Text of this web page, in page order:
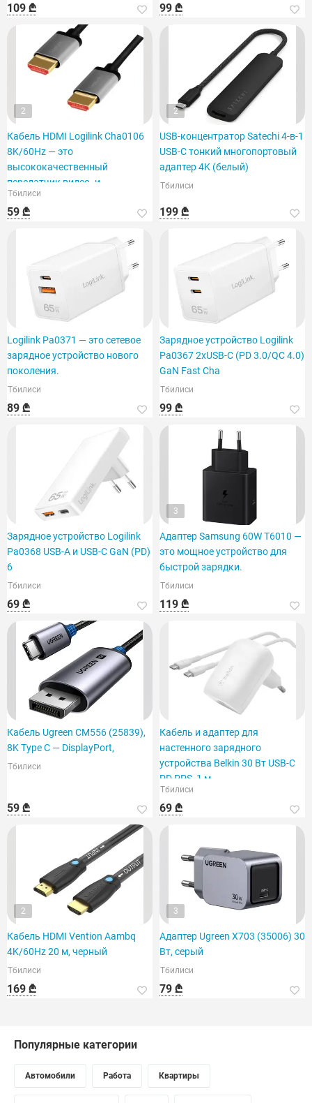
109 ₾ 99 ₾
2
Кабель HDMI Logilink Cha0106
8K/60Hz — это
высококачественный
передатчик видео- и
аудиосигнала.
Тбилиси
59 ₾
2
USB-концентратор Satechi 4-в-1
USB-C тонкий многопортовый
адаптер 4K (белый)
Тбилиси
199 ₾
Logilink Pa0371 — это сетевое
зарядное устройство нового
поколения.
Тбилиси
89 ₾
Зарядное устройство Logilink
Pa0367 2xUSB-C (PD 3.0/QC 4.0)
GaN Fast Cha
Тбилиси
99 ₾
Зарядное устройство Logilink
Pa0368 USB-A и USB-C GaN (PD)
6
Тбилиси
69 ₾
3
Адаптер Samsung 60W T6010 —
это мощное устройство для
быстрой зарядки.
Тбилиси
119 ₾
Кабель Ugreen CM556 (25839),
8K Type C — DisplayPort,
Тбилиси
59 ₾
Кабель и адаптер для
настенного зарядного
устройства Belkin 30 Вт USB-C
PD PPS, 1 м
Тбилиси
69 ₾
2
Кабель HDMI Vention Aambq
4K/60Hz 20 м, черный
Тбилиси
169 ₾
3
Адаптер Ugreen X703 (35006) 30
Вт, серый
Тбилиси
79 ₾
Популярные категории
Автомобили Работа Квартиры